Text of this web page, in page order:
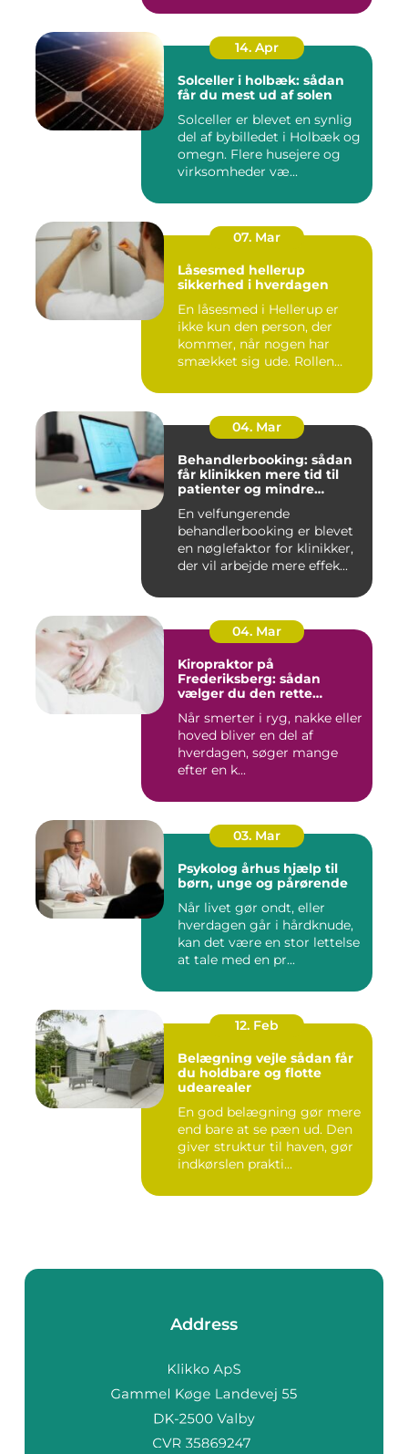
14. Apr
Solceller i holbæk: sådan
får du mest ud af solen
Solceller er blevet en synlig
del af bybilledet i Holbæk og
omegn. Flere husejere og
virksomheder væ...
07. Mar
Låsesmed hellerup
sikkerhed i hverdagen
En låsesmed i Hellerup er
ikke kun den person, der
kommer, når nogen har
smækket sig ude. Rollen
04. Mar
Behandlerbooking: sådan
får klinikken mere tid til
patienter og mindre
En velfungerende
behandlerbooking er blevet
en nøglefaktor for klinikker,
der vil arbejde mere effek...
04. Mar
Kiropraktor på
Frederiksberg: sådan
vælger du den rette
Når smerter i ryg, nakke eller
hoved bliver en del af
hverdagen, søger mange
efter en k...
03. Mar
Psykolog århus hjælp til
børn, unge og pårørende
Når livet gør ondt, eller
hverdagen går i hårdknude,
kan det være en stor lettelse
at tale med en pr...
12. Feb
Belægning vejle sådan får
du holdbare og flotte
udearealer
En god belægning gør mere
end bare at se pæn ud. Den
giver struktur til haven, gør
indkørslen prakti...
Address